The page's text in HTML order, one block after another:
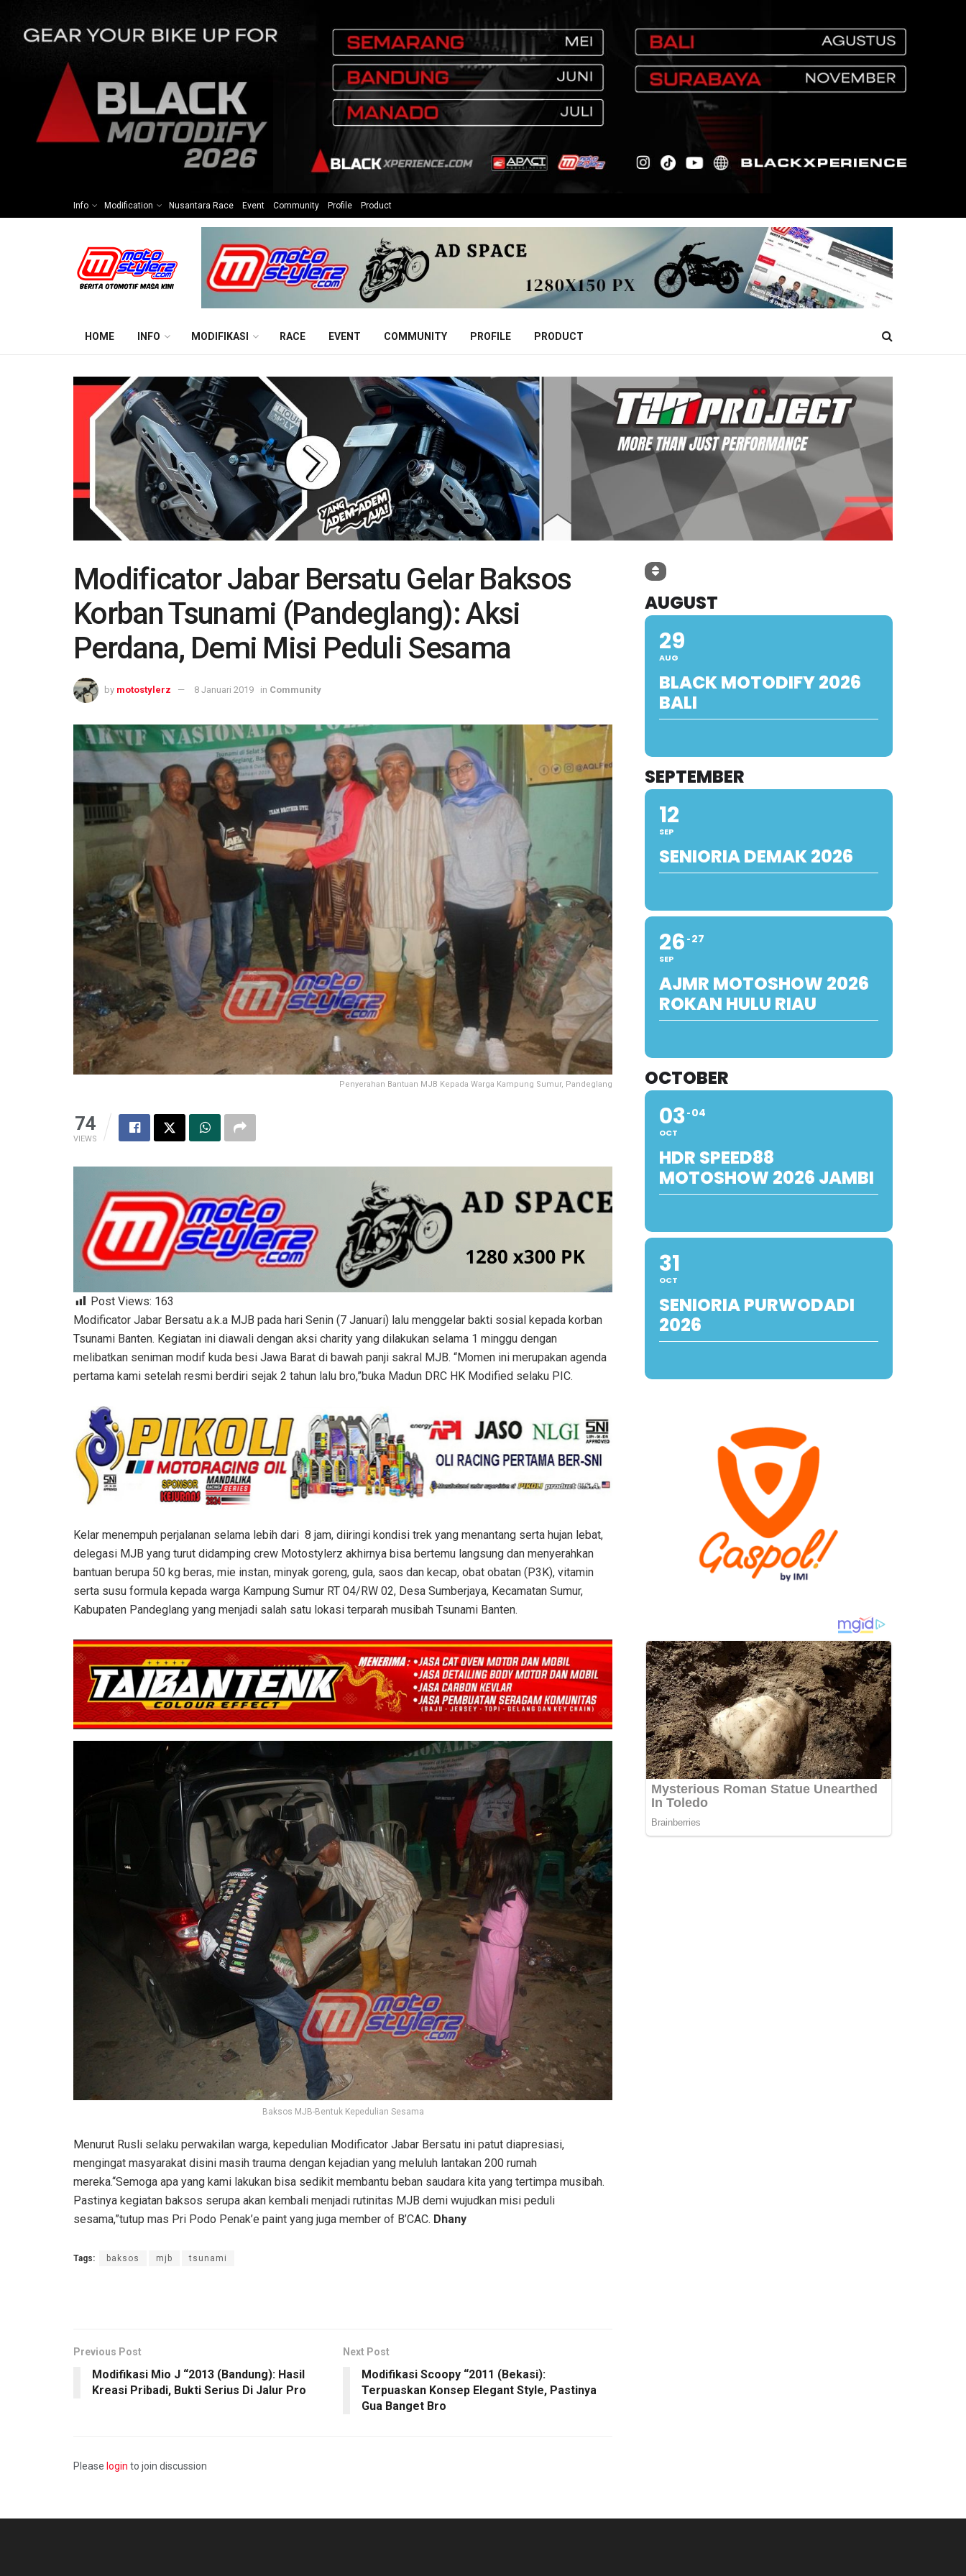
Info Modification Nusantara Race Event Community Profile Product
HOME INFO MODIFIKASI RACE EVENT COMMUNITY PROFILE PRODUCT
Modificator Jabar Bersatu Gelar Baksos
Korban Tsunami (Pandeglang): Aksi
Perdana, Demi Misi Peduli Sesama
by motostylerz 8 Januari 2019 in Community
Penyerahan Bantuan MJB Kepada Warga Kampung Sumur, Pandeglang
74
VIEWS
Post Views: 163
Modificator Jabar Bersatu a.k.a MJB pada hari Senin (7 Januari) lalu menggelar bakti sosial kepada korban
Tsunami Banten. Kegiatan ini diawali dengan aksi charity yang dilakukan selama 1 minggu dengan
melibatkan seniman modif kuda besi Jawa Barat di bawah panji sakral MJB. “Momen ini merupakan agenda
pertama kami setelah resmi berdiri sejak 2 tahun lalu bro,”buka Madun DRC HK Modified selaku PIC.
Kelar menempuh perjalanan selama lebih dari 8 jam, diiringi kondisi trek yang menantang serta hujan lebat,
delegasi MJB yang turut didamping crew Motostylerz akhirnya bisa bertemu langsung dan menyerahkan
bantuan berupa 50 kg beras, mie instan, minyak goreng, gula, saos dan kecap, obat obatan (P3K), vitamin
serta susu formula kepada warga Kampung Sumur RT 04/RW 02, Desa Sumberjaya, Kecamatan Sumur,
Kabupaten Pandeglang yang menjadi salah satu lokasi terparah musibah Tsunami Banten.
Baksos MJB-Bentuk Kepedulian Sesama
Menurut Rusli selaku perwakilan warga, kepedulian Modificator Jabar Bersatu ini patut diapresiasi,
mengingat masyarakat disini masih trauma dengan kejadian yang meluluh lantakan 200 rumah
mereka.“Semoga apa yang kami lakukan bisa sedikit membantu beban saudara kita yang tertimpa musibah.
Pastinya kegiatan baksos serupa akan kembali menjadi rutinitas MJB demi wujudkan misi peduli
sesama,”tutup mas Pri Podo Penak’e paint yang juga member of B’CAC. Dhany
Tags: baksos mjb tsunami
Previous Post
Modifikasi Mio J “2013 (Bandung): Hasil
Kreasi Pribadi, Bukti Serius Di Jalur Pro
Next Post
Modifikasi Scoopy “2011 (Bekasi):
Terpuaskan Konsep Elegant Style, Pastinya
Gua Banget Bro
Please login to join discussion
AUGUST
29
AUG
BLACK MOTODIFY 2026
BALI
SEPTEMBER
12
SEP
SENIORIA DEMAK 2026
26
SEP
27
AJMR MOTOSHOW 2026
ROKAN HULU RIAU
OCTOBER
03
OCT
04
HDR SPEED88
MOTOSHOW 2026 JAMBI
31
OCT
SENIORIA PURWODADI
2026